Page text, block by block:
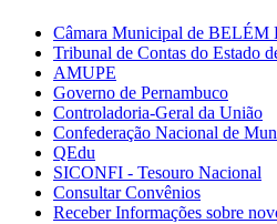
Câmara Municipal de
Tribunal de Contas do Estado
AMUPE
Governo de Pernambuco
Controladoria-Geral da União
Confederação Nacional de
QEdu
SICONFI - Tesouro Nacional
Consultar Convênios
Receber Informações sobre